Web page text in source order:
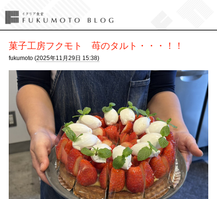
菓子工房フクモト 苺のタルト・・・！！
fukumoto (2025年11月29日 15:38)